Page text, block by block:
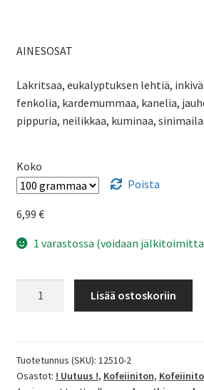
AINESOSAT
Lakritsaa, eukalyptuksen lehtiä,
fenkolia, kardemummaa, kanelia,
pippuria, neilikkaa, kuminaa,
Koko
Poista
6,99 €
1 varastossa (voidaan
Lisää ostoskoriin
Tuotetunnus (SKU): 12510-2
Osastot: ! Uutuus !, Kofeiiniton,